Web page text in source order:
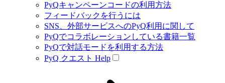
PyQキャンペーンコードの利用方法
フィードバックを行うには
SNS、外部サービスへのPyQ利用に関して
PyQでコラボレーションしている書籍一覧
PyQで対話モードを利用する方法
PyQ クエスト Help